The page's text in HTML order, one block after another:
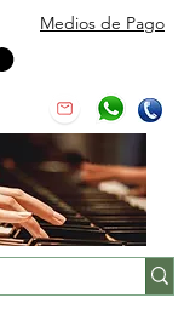
Medios de Pago